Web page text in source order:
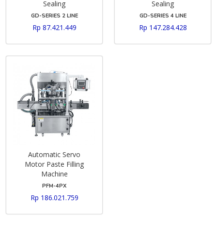
Sealing
GD-SERIES 2 LINE
Rp 87.421.449
Sealing
GD-SERIES 4 LINE
Rp 147.284.428
Automatic Servo
Motor Paste Filling
Machine
PFM-4PX
Rp 186.021.759